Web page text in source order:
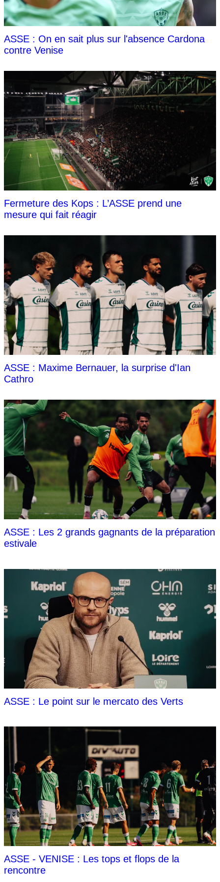
ASSE : On en sait plus sur l'absence Cardona
contre Venise
Fermeture des Kops : L’ASSE prend une
mesure qui fait réagir
ASSE : Maxime Bernauer, la surprise d'Ian
Cathro
ASSE : Les 2 grands gagnants de la préparation
estivale
ASSE : Le point sur le mercato des Verts
ASSE - VENISE : Les tops et flops de la
rencontre